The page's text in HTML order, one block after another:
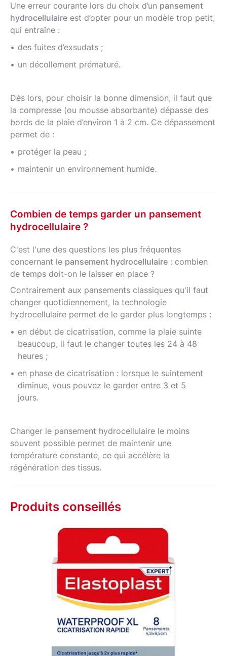
Une erreur courante lors du choix d’un pansement
hydrocellulaire est d’opter pour un modèle trop petit,
qui entraîne :
des fuites d’exsudats ;
un décollement prématuré.
Dès lors, pour choisir la bonne dimension, il faut que
la compresse (ou mousse absorbante) dépasse des
bords de la plaie d’environ 1 à 2 cm. Ce dépassement
permet de :
protéger la peau ;
maintenir un environnement humide.
Combien de temps garder un pansement
hydrocellulaire ?
C'est l'une des questions les plus fréquentes
concernant le pansement hydrocellulaire : combien
de temps doit-on le laisser en place ?
Contrairement aux pansements classiques qu'il faut
changer quotidiennement, la technologie
hydrocellulaire permet de le garder plus longtemps :
en début de cicatrisation, comme la plaie suinte
beaucoup, il faut le changer toutes les 24 à 48
heures ;
en phase de cicatrisation : lorsque le suintement
diminue, vous pouvez le garder entre 3 et 5
jours.
Changer le pansement hydrocellulaire le moins
souvent possible permet de maintenir une
température constante, ce qui accélère la
régénération des tissus.
Produits conseillés